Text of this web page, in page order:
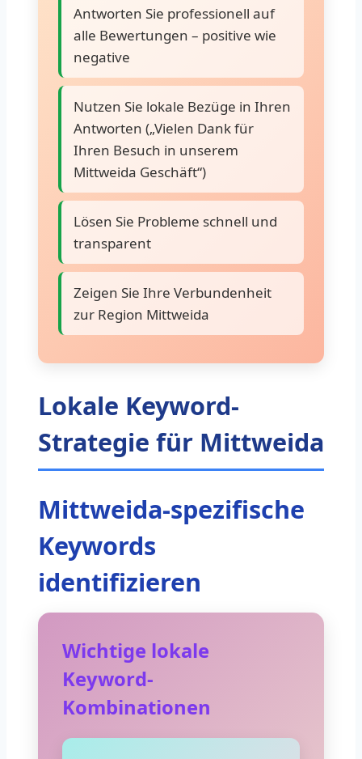
Antworten Sie professionell auf
alle Bewertungen – positive wie
negative
Nutzen Sie lokale Bezüge in Ihren
Antworten („Vielen Dank für
Ihren Besuch in unserem
Mittweida Geschäft“)
Lösen Sie Probleme schnell und
transparent
Zeigen Sie Ihre Verbundenheit
zur Region Mittweida
Lokale Keyword-
Strategie für Mittweida
Mittweida-spezifische
Keywords
identifizieren
Wichtige lokale
Keyword-
Kombinationen